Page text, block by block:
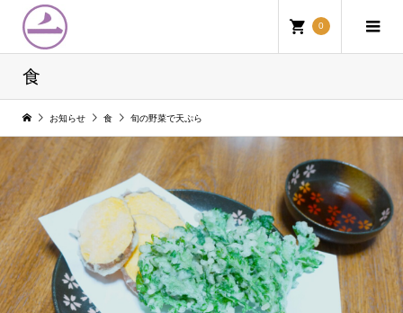
0
食
お知らせ 食 旬の野菜で天ぷら